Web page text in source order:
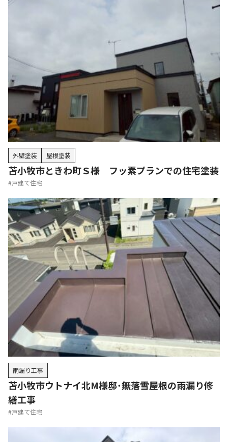
外壁塗装 屋根塗装
苫小牧市ときわ町Ｓ様 フッ素プランでの住宅塗装
#戸建て住宅
雨漏り工事
苫小牧市ウトナイ北M様邸･無落雪屋根の雨漏り修
繕工事
#戸建て住宅